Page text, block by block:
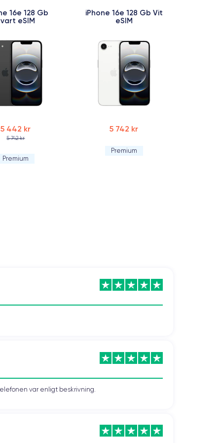
16e 128 Gb
eSIM
5 442 kr
5 742 kr
Premium
iPhone 16e 128 Gb Vit
eSIM
5 742 kr
Premium
var enligt beskrivning.